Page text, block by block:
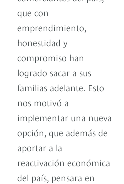
que con
emprendimiento,
honestidad y
compromiso han
logrado sacar a sus
familias adelante. Esto
nos motivó a
implementar una nueva
opción, que además de
aportar a la
reactivación económica
del país, pensara en